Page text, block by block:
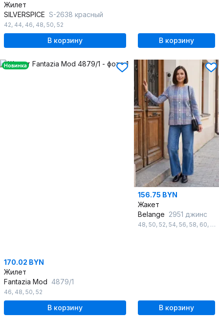
Жилет
SILVERSPICE S-2638 красный
42, 44, 46, 48, 50, 52
В корзину В корзину
Новинка
170.02 BYN
Жилет
Fantazia Mod 4879/1
46, 48, 50, 52
В корзину
156.75 BYN
Жакет
Belange 2951 джинс
48, 50, 52, 54, 56, 58, 60, 62
В корзину